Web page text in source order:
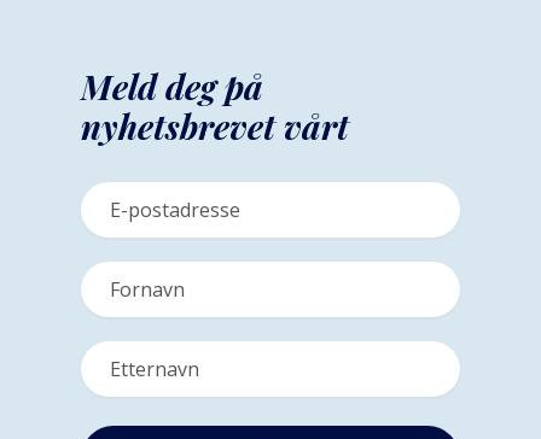
Meld deg på
nyhetsbrevet vårt